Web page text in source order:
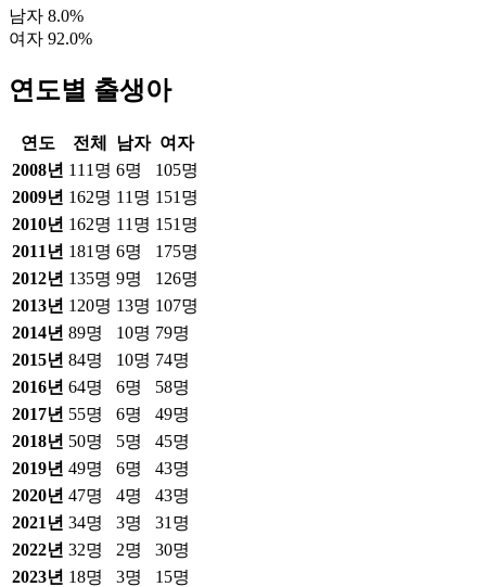
남자 8.0%
여자 92.0%
연도별 출생아
연도 전체 남자 여자
2008년 111 명 6명 105명
2009년 162명 11 명 151 명
2010년 162명 11 명 151 명
2011 년 181 명 6명 175명
2012년 135명 9명 126명
2013년 120명 13명 107명
2014년 89명 10명 79명
2015년 84명 10명 74명
2016년 64명 6명 58명
2017년 55명 6명 49명
2018년 50명 5명 45명
2019년 49명 6명 43명
2020년 47명 4명 43명
2021 년 34명 3명 31 명
2022년 32명 2명 30명
2023년 18명 3명 15명